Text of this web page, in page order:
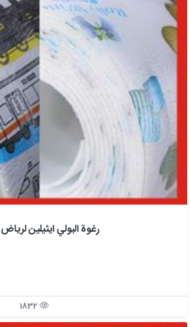
رغوة البولي ايثيلين